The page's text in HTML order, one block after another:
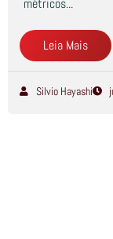
Leia Mais
Silvio Hayashi